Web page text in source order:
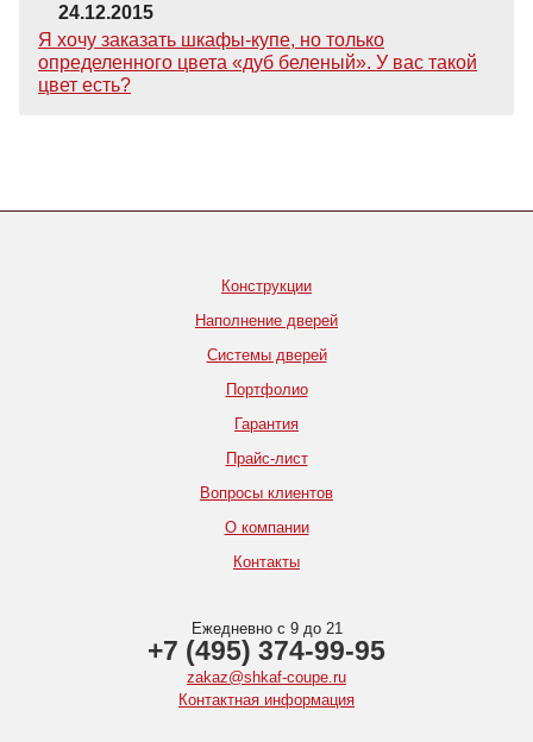
24.12.2015
Я хочу заказать шкафы-купе, но только
определенного цвета «дуб беленый». У вас такой
цвет есть?
Конструкции
Наполнение дверей
Системы дверей
Портфолио
Гарантия
Прайс-лист
Вопросы клиентов
О компании
Контакты
Ежедневно с 9 до 21
+7 (495) 374-99-95
zakaz@shkaf-coupe.ru
Контактная информация